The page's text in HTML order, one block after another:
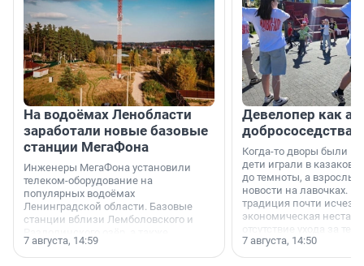
На водоёмах Ленобласти
заработали новые базовые
станции МегаФона
Инженеры МегаФона установили
телеком-оборудование на
популярных водоёмах
Ленинградской области. Базовые
станции вблизи Лемболовского и
недалеко от Большого Тосненского
водопада.
7 августа, 14:59
Девелопер как
добрососедства
Когда-то дворы были
дети играли в казаков-
до темноты, а
новости на лавочках. В
традиция почти
экономическая
отсутствие ухода за
сделали своё дело.
7 августа, 14:50